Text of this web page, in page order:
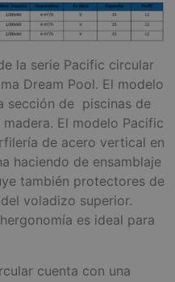
la serie Pacific circular
Dream Pool. El modelo
sección de piscinas de
El modelo Pacific
de acero vertical en
haciendo de ensamblaje
también protectores de
voladizo superior.
es ideal para
cuenta con una